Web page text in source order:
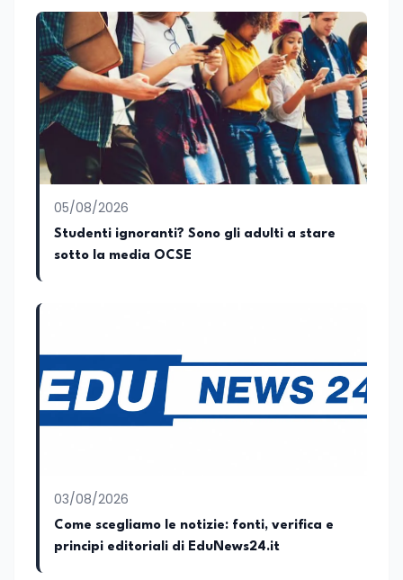
relativa ai temi dell’Istruzione. In
particolare, scrivendo delle attività
istituzionali con un focus sia sulle
iniziative e sui programmi dei Ministeri
dell’Istruzione e del Merito, dell’Università
e della Ricerca e della Cultura che su
quelle delle commissioni parlamentari
della Camera dei deputati e del Senato
della Repubblica. Inoltre, sono
amministratore unico di Italialab srl con
cui curo uffici stampa pubblici e privati e
sviluppo programmi di valorizzazione
culturale e di promozione territoriale. In
passato ho collaborato con testate
nazionali e regionali, in particolare
Tatarella e da Giubilei Regnani editore sui
trent’anni dalla fondazione di Alleanza
nazionale. Per tre legislature sono stato
collaboratore parlamentare
occupandomi di legge di bilancio e di
collaborando con le Camera di
Appassionato di storia, di sociologia e di
costume, spesso racconto all’interno
05/08/2026
Studenti ignoranti? Sono gli adulti a stare
sotto la media OCSE
03/08/2026
Come scegliamo le notizie: fonti, verifica e
principi editoriali di EduNews24.it